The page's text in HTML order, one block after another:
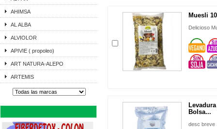
AHIMSA
AL ALBA
ALVIOLOR
APIVIE ( propoleo)
ART NATURA-ALEPO
ARTEMIS
Muesli
Delicioso
Bolsa...
desc breve